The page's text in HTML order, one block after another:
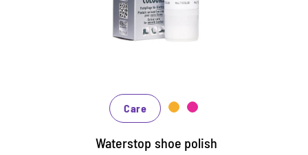
materials with impregnation effect
Nourishes the leather, it keeps durable
Care
Waterstop shoe polish